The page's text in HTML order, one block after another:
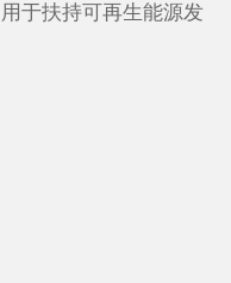
于扶持可再生能源发